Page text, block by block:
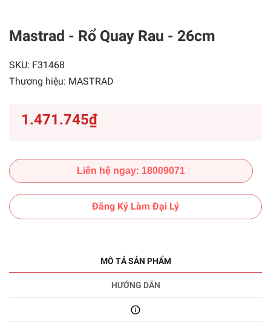
Mastrad - Rổ Quay Rau - 26cm
SKU: F31468
Thương hiệu: MASTRAD
1.471.745₫
Liên hệ ngay: 18009071
Đăng Ký Làm Đại Lý
MÔ TẢ SẢN PHẨM
HƯỚNG DẪN